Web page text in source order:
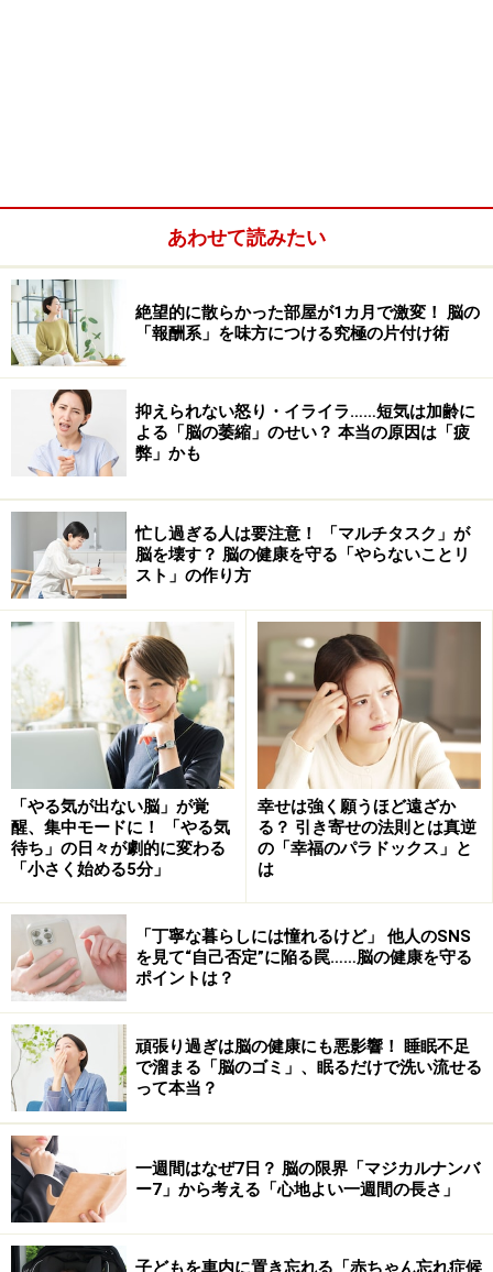
陸上に暮らしている私たちが、いつも必要な体の水分量
を保つためには、水を飲むなどして失われた分を補うと
ともに、水分をできるだけ失わないように防ぐことが必
要です。そのために中心的役割を果たしているのは、間
脳の視床下部です。今回は、視床下部が体液恒常性を維
持する仕組みについて、わかりやすく解説します。
水分量ではなく塩分濃度をチェック？ 水分
減少を察知できる脳のセンサー
体内の水分が減ってしまったときにそれを補うのに最も
簡単な方法は、水を飲むことですね。しかし、飲んだ水
のすべてが体内に入るわけではありませんし、一部が胃
から腸へ移動して体内に吸収されて体のすみずみまで到
達するにはそれなりの時間がかかりますから、致命的な
状態になったときに慌てて水を飲んでも間に合いませ
ん。そのため、私たちの体には、わずな体内水分量の変
化でも、敏感に察知できるセンサーが脳の中に備わって
脳のセンサーは、水分そのものを測っているわけではあ
りません。私たちの体液は、主にNa⁺を含む塩水ででき
ていますから、その塩分濃度と浸透圧を検出していま
す。
あわせて読みたい
絶望的に散らかった部屋が1カ月で激変！ 脳の
「報酬系」を味方につける究極の片付け術
抑えられない怒り・イライラ……短気は加齢に
よる「脳の萎縮」のせい？ 本当の原因は「疲
弊」かも
忙し過ぎる人は要注意！ 「マルチタスク」が
脳を壊す？ 脳の健康を守る「やらないことリ
スト」の作り方
「やる気が出ない脳」が覚
醒、集中モードに！ 「やる気
待ち」の日々が劇的に変わる
「小さく始める5分」
幸せは強く願うほど遠ざか
る？ 引き寄せの法則とは真逆
の「幸福のパラドックス」と
は
「丁寧な暮らしには憧れるけど」 他人のSNS
を見て“自己否定”に陥る罠……脳の健康を守る
ポイントは？
頑張り過ぎは脳の健康にも悪影響！ 睡眠不足
で溜まる「脳のゴミ」、眠るだけで洗い流せる
って本当？
一週間はなぜ7日？ 脳の限界「マジカルナンバ
ー7」から考える「心地よい一週間の長さ」
子どもを車内に置き忘れる「赤ちゃん忘れ症候